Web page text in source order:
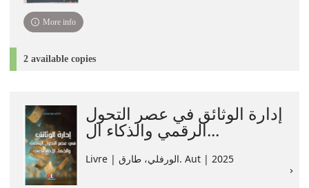
More info
2 available copies
إدارة الوثائق في عصر التحول
الرقمي والذكاء ال...
Livre | الورفلي، طارق. Aut | 2025